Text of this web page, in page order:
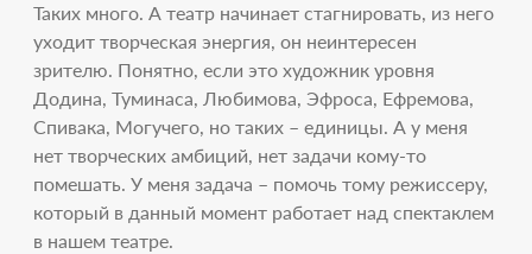
Таких много. А театр начинает стагнировать, из него
уходит творческая энергия, он неинтересен
зрителю. Понятно, если это художник уровня
Додина, Туминаса, Любимова, Эфроса, Ефремова,
Спивака, Могучего, но таких – единицы. А у меня
нет творческих амбиций, нет задачи кому-то
помешать. У меня задача – помочь тому режиссеру,
который в данный момент работает над спектаклем
в нашем театре.